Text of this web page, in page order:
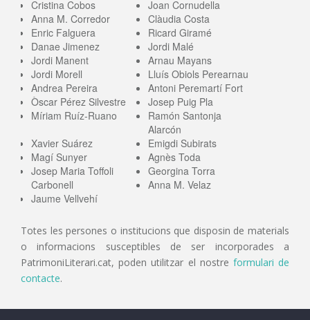
Cristina Cobos
Joan Cornudella
Anna M. Corredor
Clàudia Costa
Enric Falguera
Ricard Giramé
Danae Jimenez
Jordi Malé
Jordi Manent
Arnau Mayans
Jordi Morell
Lluís Obiols Perearnau
Andrea Pereira
Antoni Peremartí Fort
Òscar Pérez Silvestre
Josep Puig Pla
Míriam Ruíz-Ruano
Ramón Santonja
Alarcón
Xavier Suárez
Emigdi Subirats
Magí Sunyer
Agnès Toda
Josep Maria Toffoli
Carbonell
Georgina Torra
Anna M. Velaz
Jaume Vellvehí
Totes les persones o institucions que disposin de materials
o informacions susceptibles de ser incorporades a
PatrimoniLiterari.cat, poden utilitzar el nostre formulari de
contacte.